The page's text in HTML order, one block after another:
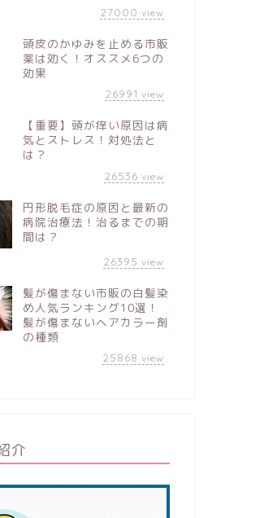
27000 view
頭皮のかゆみを止める市販
薬は効く！オススメ6つの
効果
26991 view
【重要】頭が痒い原因は病
気とストレス！対処法と
は？
26536 view
円形脱毛症の原因と最新の
病院治療法！治るまでの期
間は？
26395 view
髪が傷まない市販の白髪染
め人気ランキング10選！
髪が傷まないヘアカラー剤
の種類
25868 view
介